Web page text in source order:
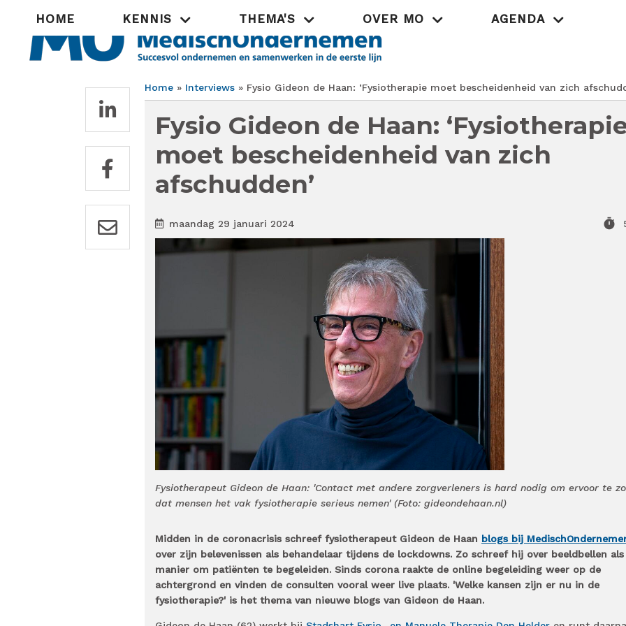
Hoofdnavigatie
HOME KENNIS THEMA'S OVER MO AGENDA
Home Interviews Fysio Gideon de Haan: ‘Fysiotherapie moet bescheidenheid van zich
Fysio Gideon de Haan:
moet bescheidenheid van zich
afschudden’
maandag 29 januari 2024 timer
Fysiotherapeut Gideon de Haan: 'Contact met andere zorgverleners is hard nodig om ervoor te
dat mensen het vak fysiotherapie serieus nemen' (Foto: gideondehaan.nl)
Midden in de coronacrisis schreef fysiotherapeut Gideon de Haan blogs bij
over zijn belevenissen als behandelaar tijdens de lockdowns. Zo schreef hij over beeldbellen als
manier om patiënten te begeleiden. Sinds corona raakte de online begeleiding weer op de
achtergrond en vinden de consulten vooral weer live plaats. 'Welke kansen zijn er nu in de
fysiotherapie?' is het thema van nieuwe blogs van Gideon de Haan.